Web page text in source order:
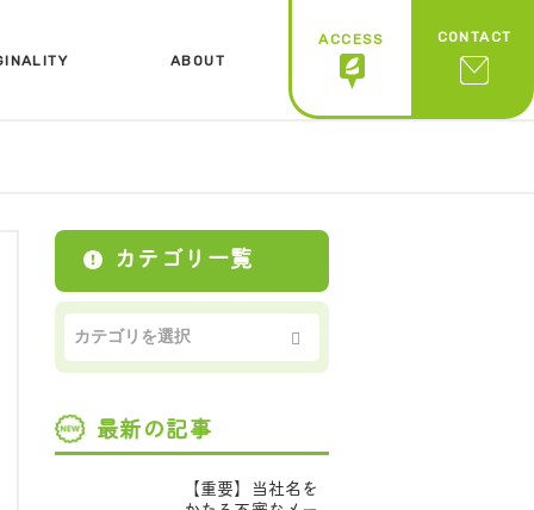
ABOUT
ACCESS CONTACT
カテゴリ一覧
最新の記事
【重要】当社名を